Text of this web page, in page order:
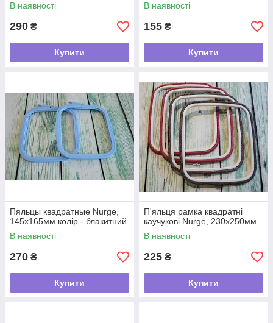
В наявності
290 ₴
Купити
В наявності
155 ₴
Купити
Пяльцы квадратные Nurge,
145х165мм колір - блакитний
В наявності
270 ₴
Купити
П'яльця рамка квадратні
каучукові Nurge, 230х250мм
В наявності
225 ₴
Купити